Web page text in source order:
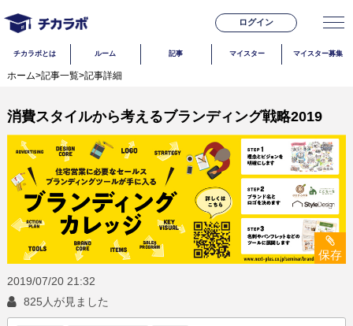
ログイン
チカラボとは ルーム 記事 マイスター マイスター募集
ホーム>記事一覧>記事詳細
消費スタイルから考えるブランディング戦略2019
保存
2019/07/20 21:32
825人が見ました